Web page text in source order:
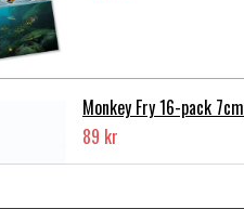
Monkey Fry 16-pack 7cm
89 kr